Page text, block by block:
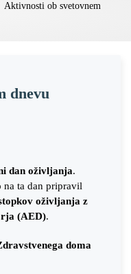
Aktivnosti ob svetovnem
dnevu
dan oživljanja.
na ta dan pripravil
oživljanja z
(AED).
doma